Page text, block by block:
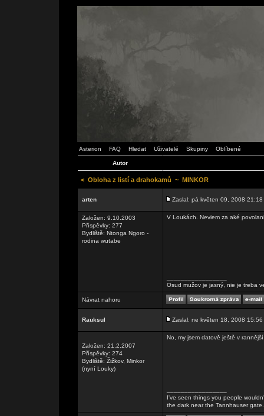
Asterion FAQ Hledat Uživatelé Skupiny Oblíbené
Autor
< Obloha z listí a drahokamů ~ MINKOR
arten Zaslal: pá květen 09, 2008 21:18
Založen: 9.10.2003
Příspěvky: 277
Bydliště: Ntonga Ngoro -
rodina wutabe
V Loukách. Neviem za aké
Osud mužov je jasný, nie je treba
Návrat nahoru
Rauksul Zaslal: ne květen 18, 2008 15:56
Založen: 21.2.2007
Příspěvky: 274
Bydliště: Žižkov, Minkor
(nyní Louky)
No, my jsem datově ještě v
I've seen things you people
the dark near the Tannhauser